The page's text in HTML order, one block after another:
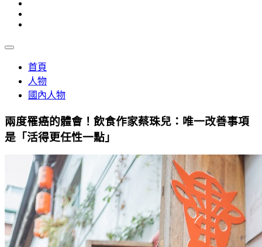
首頁
人物
國內人物
兩度罹癌的體會！飲食作家蔡珠兒：唯一改善事項
是「活得更任性一點｣